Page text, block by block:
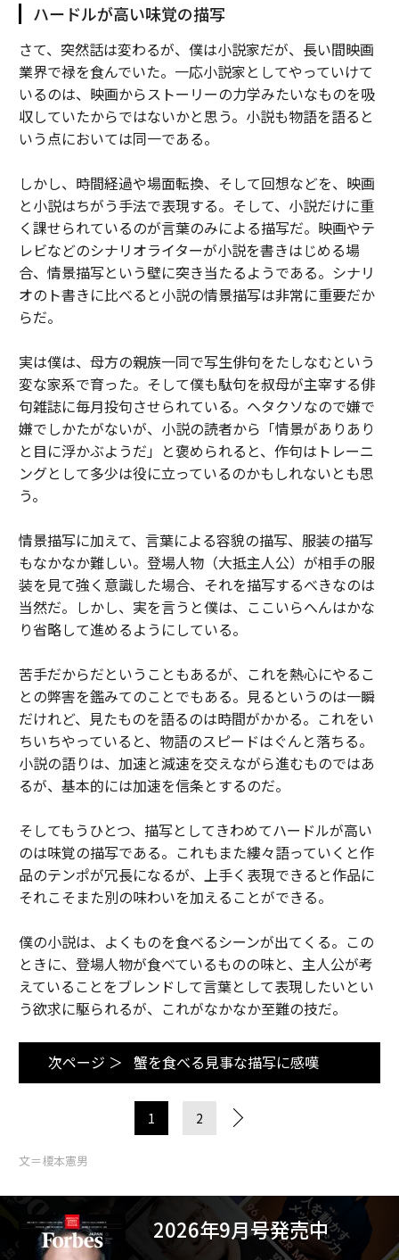
ハードルが高い味覚の描写
さて、突然話は変わるが、僕は小説家だが、長い間映画
業界で禄を食んでいた。一応小説家としてやっていけて
いるのは、映画からストーリーの力学みたいなものを吸
収していたからではないかと思う。小説も物語を語ると
いう点においては同一である。
しかし、時間経過や場面転換、そして回想などを、映画
と小説はちがう手法で表現する。そして、小説だけに重
く課せられているのが言葉のみによる描写だ。映画やテ
レビなどのシナリオライターが小説を書きはじめる場
合、情景描写という壁に突き当たるようである。シナリ
オのト書きに比べると小説の情景描写は非常に重要だか
らだ。
実は僕は、母方の親族一同で写生俳句をたしなむという
変な家系で育った。そして僕も駄句を叔母が主宰する俳
句雑誌に毎月投句させられている。ヘタクソなので嫌で
嫌でしかたがないが、小説の読者から「情景がありあり
と目に浮かぶようだ」と褒められると、作句はトレーニ
ングとして多少は役に立っているのかもしれないとも思
う。
情景描写に加えて、言葉による容貌の描写、服装の描写
もなかなか難しい。登場人物（大抵主人公）が相手の服
装を見て強く意識した場合、それを描写するべきなのは
当然だ。しかし、実を言うと僕は、ここいらへんはかな
り省略して進めるようにしている。
苦手だからだということもあるが、これを熱心にやるこ
との弊害を鑑みてのことでもある。見るというのは一瞬
だけれど、見たものを語るのは時間がかかる。これをい
ちいちやっていると、物語のスピードはぐんと落ちる。
小説の語りは、加速と減速を交えながら進むものではあ
るが、基本的には加速を信条とするのだ。
そしてもうひとつ、描写としてきわめてハードルが高い
のは味覚の描写である。これもまた縷々語っていくと作
品のテンポが冗長になるが、上手く表現できると作品に
それこそまた別の味わいを加えることができる。
僕の小説は、よくものを食べるシーンが出てくる。この
ときに、登場人物が食べているものの味と、主人公が考
えていることをブレンドして言葉として表現したいとい
う欲求に駆られるが、これがなかなか至難の技だ。
次ページ ＞ 蟹を食べる見事な描写に感嘆
1 2
文＝榎本憲男
2026年9月号発売中